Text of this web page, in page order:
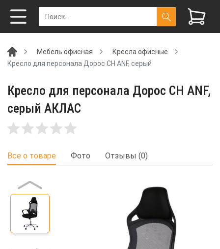
Мебель офисная
Кресла офисные
Кресло для персонала Дорос CH ANF, серый
Кресло для персонала Дорос CH ANF,
серый АКЛАС
Все о товаре Фото Отзывы (0)